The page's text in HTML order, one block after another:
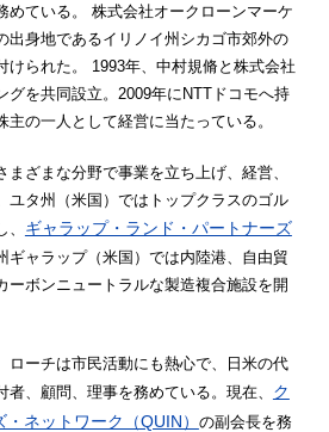
めている。 株式会社オークローンマーケ
出身地であるイリノイ州シカゴ市郊外の
けられた。 1993年、中村規脩と株式会社
グを共同設立。2009年にNTTドコモへ持
の一人として経営に当たっている。
まざまな分野で事業を立ち上げ、経営、
ユタ州（米国）ではトップクラスのゴル
ギャラップ・ランド・パートナーズ
ギャラップ（米国）では内陸港、自由貿
ーボンニュートラルな製造複合施設を開
ローチは市民活動にも熱心で、日米の代
、顧問、理事を務めている。現在、 ク
ネットワーク（QUIN） の副会長を務